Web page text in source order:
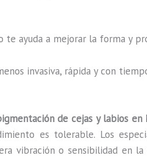
ayuda a mejorar la forma y
invasiva, rápida y con
de cejas y labios en
es tolerable. Los
vibración o sensibilidad en